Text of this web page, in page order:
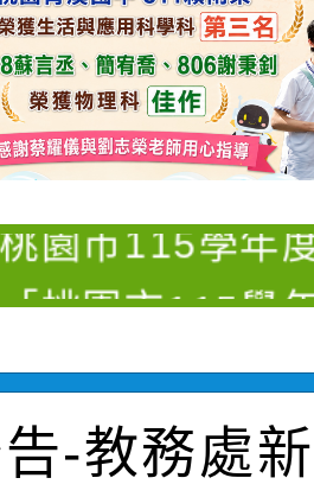
果(第4招)】
1學期第9次代
4招)
果(第12招)】
1學期第7次代
12招)
園市115學年
本土語及新住
點
桃園市115學
要點」
115年金融知
市政府政風處
-教務處